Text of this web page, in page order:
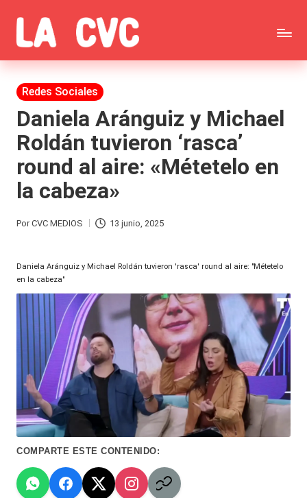
Saltar
al
contenido
C
o
p
u
c
h
a
s
F
ar
á
n
d
ul
a
C
hi
le
Todas
las
noticias
de
la
farándula,
Brava,
Gran
Hermano
Tendencias
-
Exclusivas
-
Tv
y
Publicada
en
Redes Sociales
Daniela Aránguiz y Michael
Roldán tuvieron ‘rasca’
round al aire: «Métetelo en
la cabeza»
Publicado
PorCVC MEDIOS 13 junio, 2025
Daniela Aránguiz y Michael Roldán tuvieron 'rasca' round al aire: "Métetelo
en la cabeza"
COMPARTE ESTE CONTENIDO: